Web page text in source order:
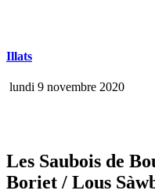
Illats
lundi 9 novembre 2020
Les Saubois de
Boriet / Lous